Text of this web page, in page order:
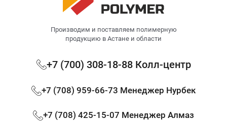
Производим и поставляем полимерную
продукцию в Астане и области
+7 (700) 308-18-88 Колл-центр
+7 (708) 959-66-73 Менеджер Нурбек
+7 (708) 425-15-07 Менеджер Алмаз